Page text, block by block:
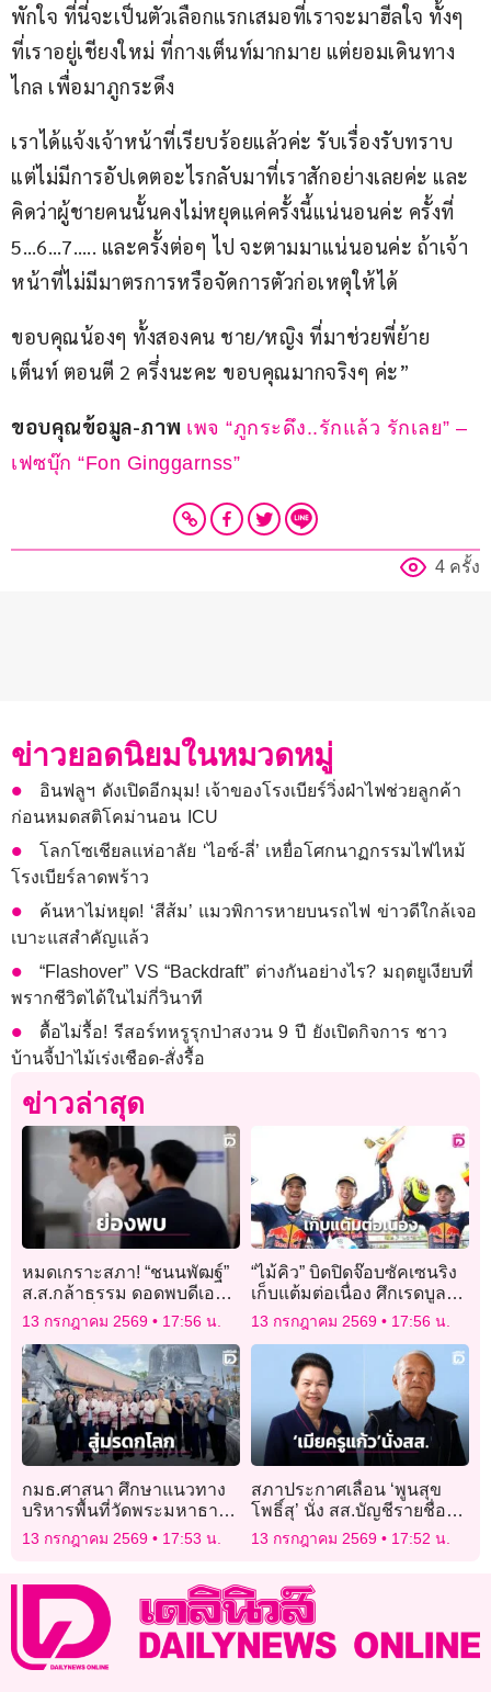
พักใจ ที่นี่จะเป็นตัวเลือกแรกเสมอที่เราจะมาฮีลใจ ทั้งๆ
ที่เราอยู่เชียงใหม่ ที่กางเต็นท์มากมาย แต่ยอมเดินทาง
ไกล เพื่อมาภูกระดึง
เราได้แจ้งเจ้าหน้าที่เรียบร้อยแล้วค่ะ รับเรื่องรับทราบ
แต่ไม่มีการอัปเดตอะไรกลับมาที่เราสักอย่างเลยค่ะ และ
คิดว่าผู้ชายคนนั้นคงไม่หยุดแค่ครั้งนี้แน่นอนค่ะ ครั้งที่
5…6…7….. และครั้งต่อๆ ไป จะตามมาแน่นอนค่ะ ถ้าเจ้า
หน้าที่ไม่มีมาตรการหรือจัดการตัวก่อเหตุให้ได้
ขอบคุณน้องๆ ทั้งสองคน ชาย/หญิง ที่มาช่วยพี่ย้าย
เต็นท์ ตอนตี 2 ครึ่งนะคะ ขอบคุณมากจริงๆ ค่ะ”
ขอบคุณข้อมูล-ภาพ เพจ “ภูกระดึง..รักแล้ว รักเลย” –
เฟซบุ๊ก “Fon Ginggarnss”
4 ครั้ง
ข่าวยอดนิยมในหมวดหมู่
อินฟลูฯ ดังเปิดอีกมุม! เจ้าของโรงเบียร์วิ่งฝ่าไฟช่วยลูกค้า
ก่อนหมดสติโคม่านอน ICU
โลกโซเชียลแห่อาลัย ‘ไอซ์-ลี่’ เหยื่อโศกนาฏกรรมไฟไหม้
โรงเบียร์ลาดพร้าว
ค้นหาไม่หยุด! ‘สีส้ม’ แมวพิการหายบนรถไฟ ข่าวดีใกล้เจอ
เบาะแสสำคัญแล้ว
“Flashover” VS “Backdraft” ต่างกันอย่างไร? มฤตยูเงียบที่
พรากชีวิตได้ในไม่กี่วินาที
ดื้อไม่รื้อ! รีสอร์ทหรูรุกป่าสงวน 9 ปี ยังเปิดกิจการ ชาว
บ้านจี้ป่าไม้เร่งเชือด-สั่งรื้อ
ข่าวล่าสุด
หมดเกราะสภา! “ชนนพัฒฐ์”
ส.ส.กล้าธรรม ดอดพบดีเอส
ไอ โดนเพิ่มข้อหาหนัก
13 กรกฎาคม 2569 17:56 น.
“ไม้คิว” บิดปิดจ๊อบซัคเซนริง
เก็บแต้มต่อเนื่อง ศึกเรดบูล
โมโตจีพี รุกกีส์ คัพ 2026
สนาม 5
13 กรกฎาคม 2569 17:56 น.
กมธ.ศาสนา ศึกษาแนวทาง
บริหารพื้นที่วัดพระมหาธาตุฯ
เมืองคอน รับมรดกโลกแห่ง
แรกของภาคใต้
13 กรกฎาคม 2569 17:53 น.
สภาประกาศเลื่อน ‘พูนสุข
โพธิ์สุ’ นั่ง สส.บัญชีรายชื่อ
แทน ‘น้องชายพิพัฒน์’
13 กรกฎาคม 2569 17:52 น.